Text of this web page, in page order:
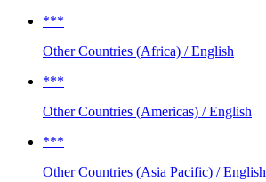
***
Other Countries (Africa) / English
***
Other Countries (Americas) / English
***
Other Countries (Asia Pacific) / English